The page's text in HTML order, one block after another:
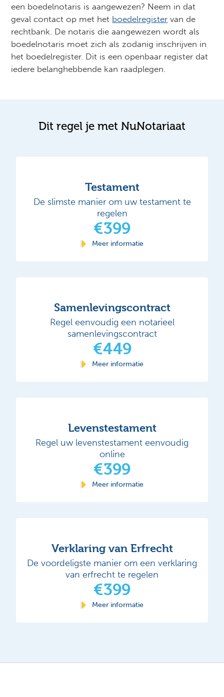
een boedelnotaris is aangewezen? Neem in dat
geval contact op met het boedelregister van de
rechtbank. De notaris die aangewezen wordt als
boedelnotaris moet zich als zodanig inschrijven in
het boedelregister. Dit is een openbaar register dat
iedere belanghebbende kan raadplegen.
Dit regel je met NuNotariaat
Testament
De slimste manier om uw testament te
regelen
€399
Meer informatie
Samenlevingscontract
Regel eenvoudig een notarieel
samenlevingscontract
€449
Meer informatie
Levenstestament
Regel uw levenstestament eenvoudig
online
€399
Meer informatie
Verklaring van Erfrecht
De voordeligste manier om een verklaring
van erfrecht te regelen
€399
Meer informatie